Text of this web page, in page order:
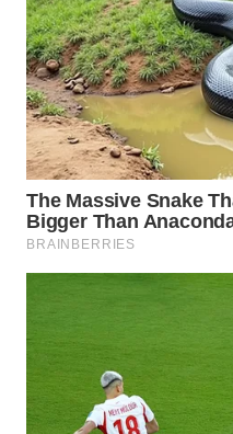
SOLO
WN
BOROBUDUR
WN
MADURA
WN
SURABAYA
NATUNA
WN
BINTAN